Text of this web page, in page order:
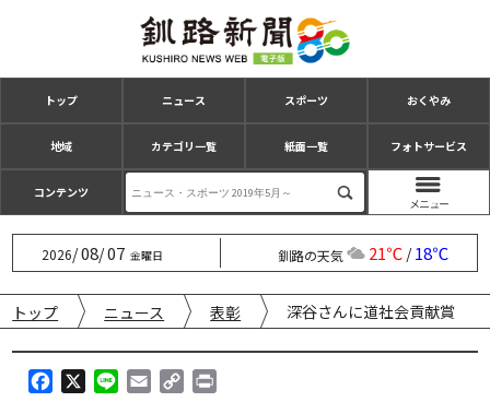
トップ ニュース スポーツ おくやみ
地域 カテゴリ一覧 紙面一覧 フォトサービス
コンテンツ
2026/08/07 金曜日 釧路の天気 21℃/18℃
トップ ニュース 表彰 深谷さんに道社会貢献賞